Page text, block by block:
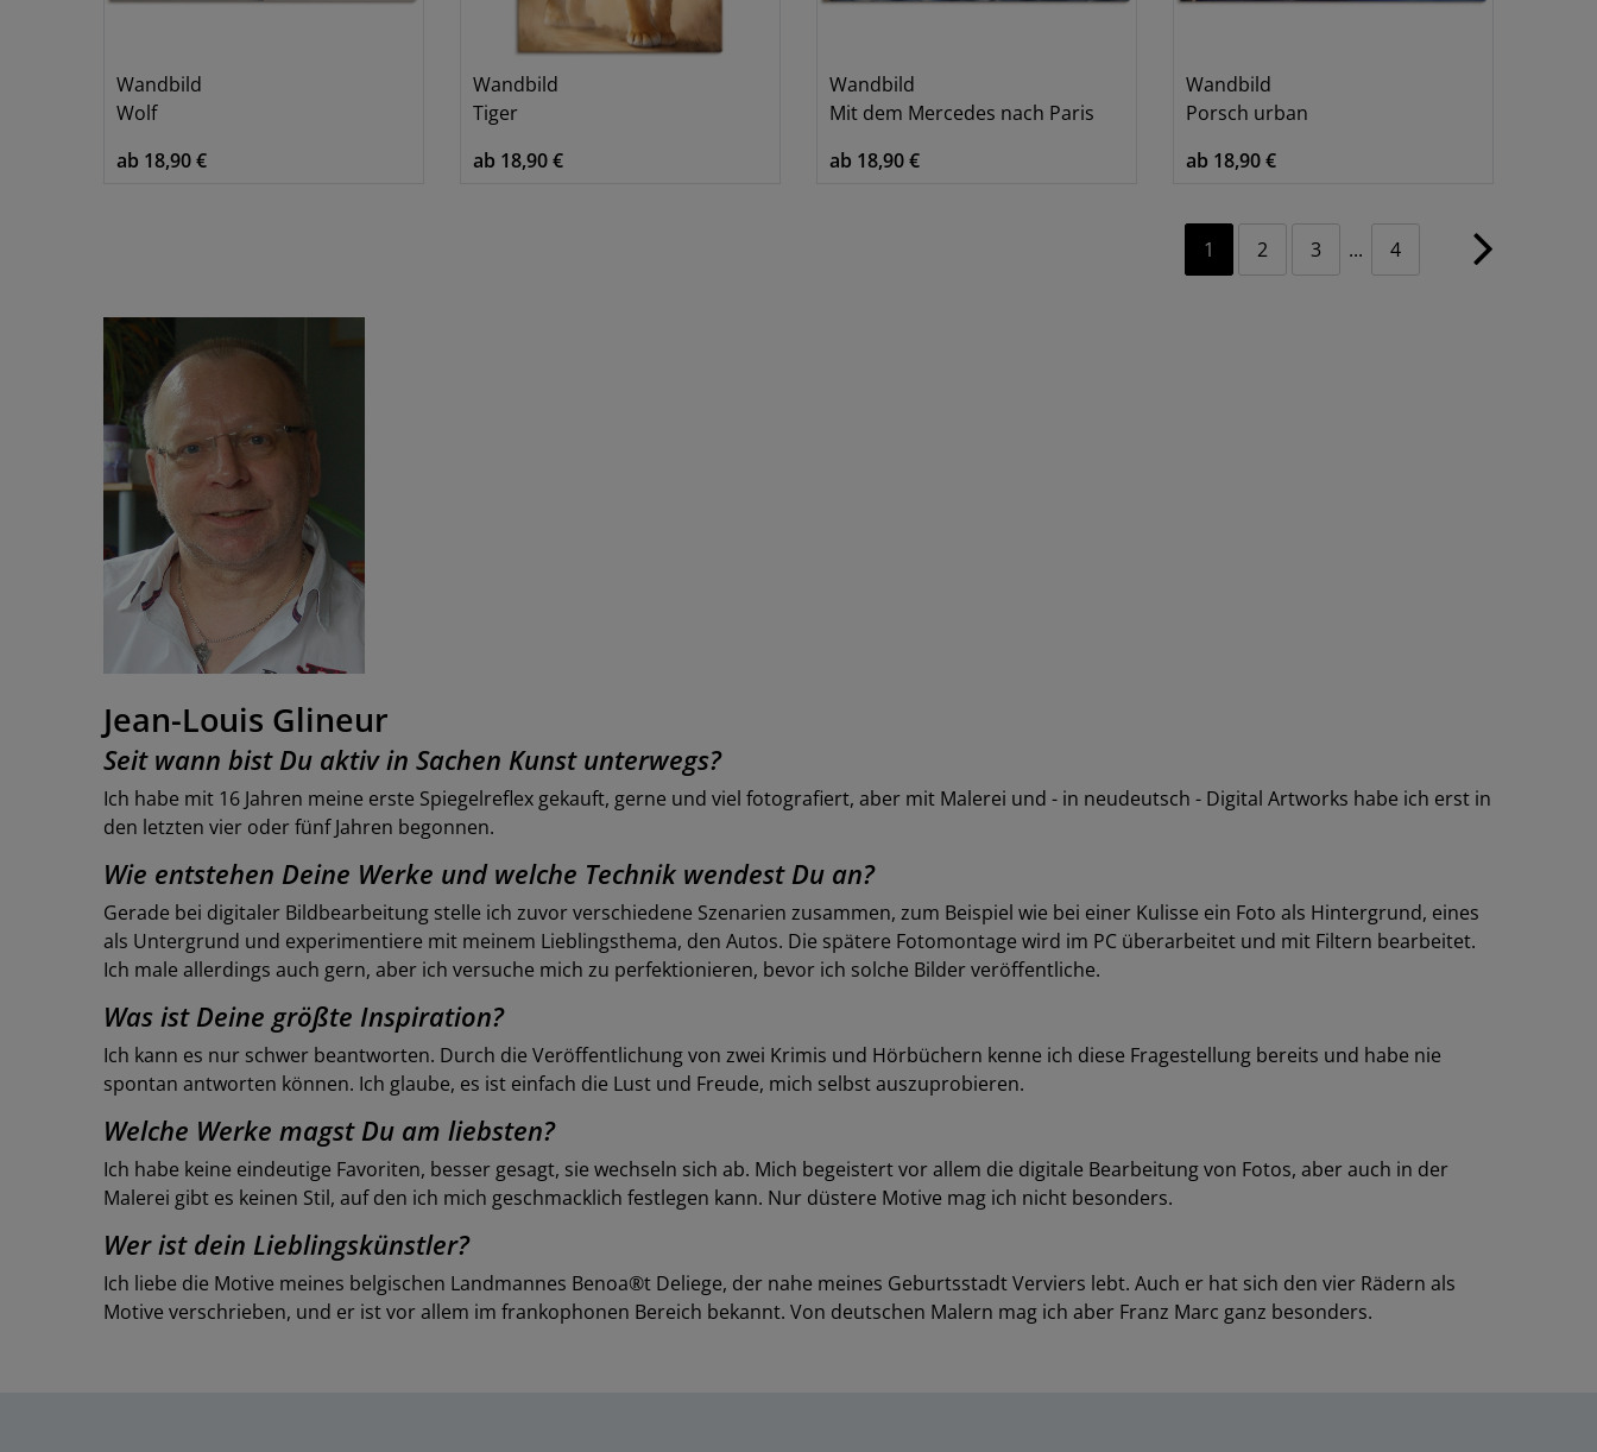
Wandbild
Wolf
ab 18,90 €
Wandbild
Tiger
ab 18,90 €
Wandbild
Mit dem Mercedes nach Paris
ab 18,90 €
Wandbild
Porsch urban
ab 18,90 €
1 2 3 ... 4
Jean-Louis Glineur
Seit wann bist Du aktiv in Sachen Kunst unterwegs?
Ich habe mit 16 Jahren meine erste Spiegelreflex gekauft, gerne und viel fotografiert, aber mit Malerei und - in neudeutsch - Digital Artworks habe ich erst in
den letzten vier oder fünf Jahren begonnen.
Wie entstehen Deine Werke und welche Technik wendest Du an?
Gerade bei digitaler Bildbearbeitung stelle ich zuvor verschiedene Szenarien zusammen, zum Beispiel wie bei einer Kulisse ein Foto als Hintergrund, eines
als Untergrund und experimentiere mit meinem Lieblingsthema, den Autos. Die spätere Fotomontage wird im PC überarbeitet und mit Filtern bearbeitet.
Ich male allerdings auch gern, aber ich versuche mich zu perfektionieren, bevor ich solche Bilder veröffentliche.
Was ist Deine größte Inspiration?
Ich kann es nur schwer beantworten. Durch die Veröffentlichung von zwei Krimis und Hörbüchern kenne ich diese Fragestellung bereits und habe nie
spontan antworten können. Ich glaube, es ist einfach die Lust und Freude, mich selbst auszuprobieren.
Welche Werke magst Du am liebsten?
Ich habe keine eindeutige Favoriten, besser gesagt, sie wechseln sich ab. Mich begeistert vor allem die digitale Bearbeitung von Fotos, aber auch in der
Malerei gibt es keinen Stil, auf den ich mich geschmacklich festlegen kann. Nur düstere Motive mag ich nicht besonders.
Wer ist dein Lieblingskünstler?
Ich liebe die Motive meines belgischen Landmannes Benoa®t Deliege, der nahe meines Geburtsstadt Verviers lebt. Auch er hat sich den vier Rädern als
Motive verschrieben, und er ist vor allem im frankophonen Bereich bekannt. Von deutschen Malern mag ich aber Franz Marc ganz besonders.